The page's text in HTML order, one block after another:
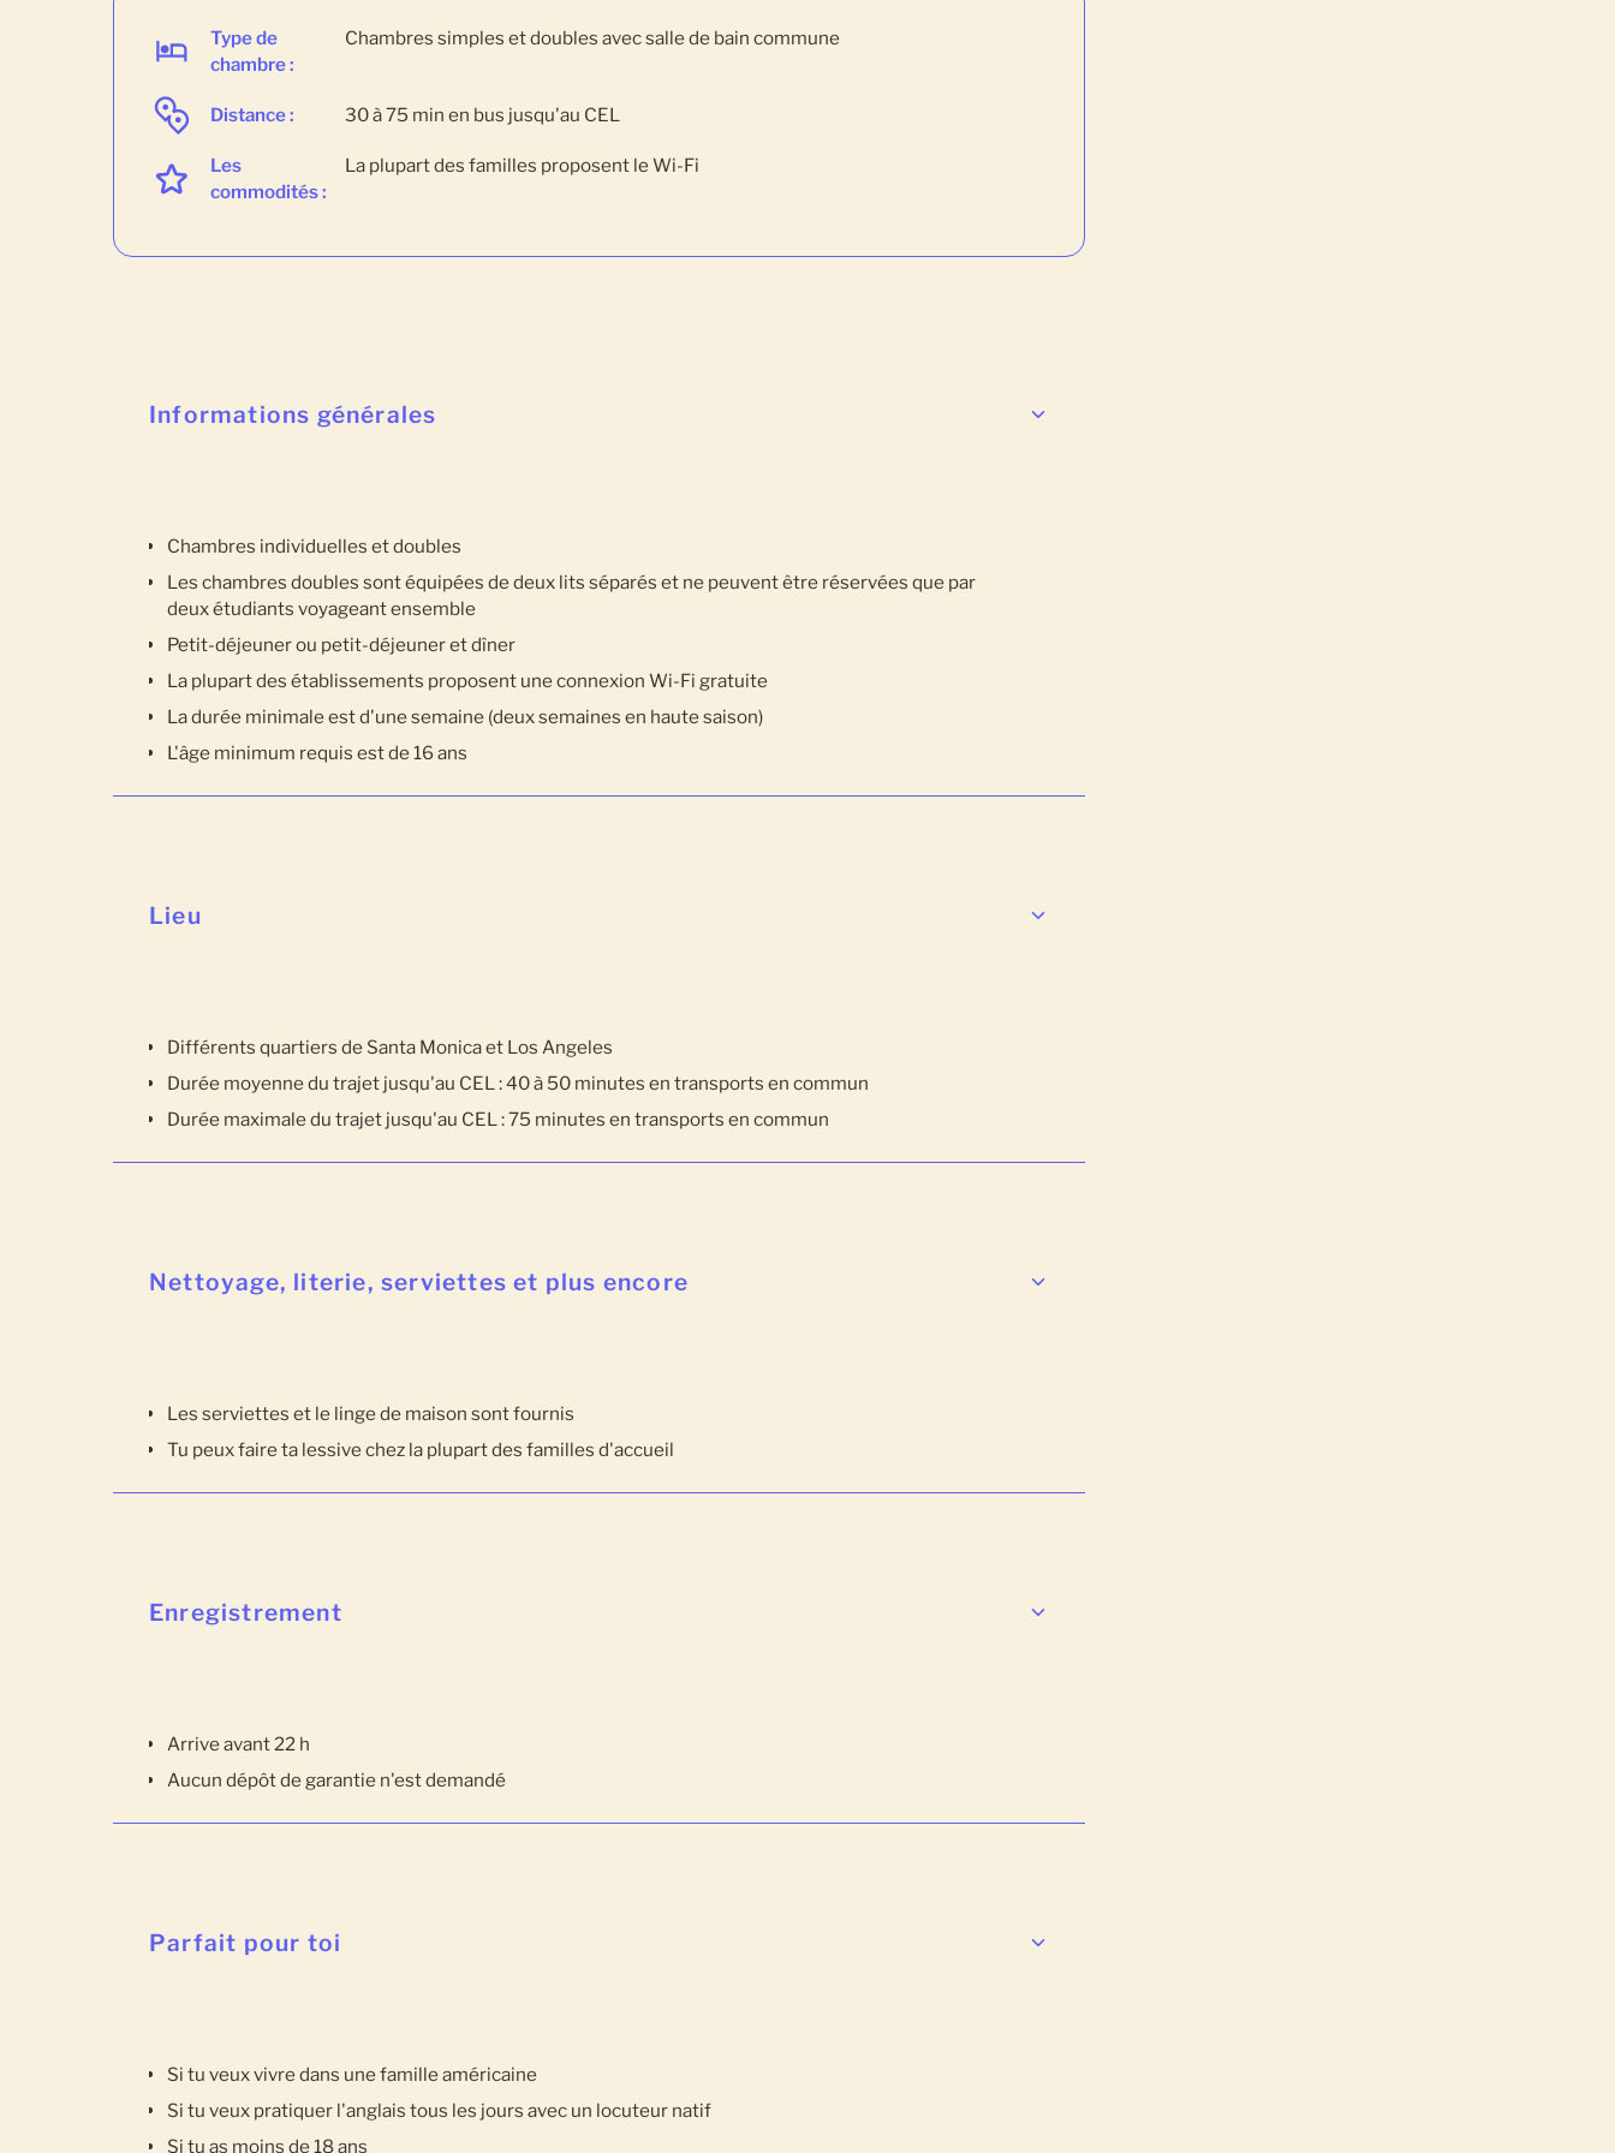
Type de
chambre :
Chambres simples et doubles avec salle de bain commune
Distance : 30 à 75 min en bus jusqu'au CEL
Les
commodités :
La plupart des familles proposent le Wi-Fi
Informations générales
Chambres individuelles et doubles
Les chambres doubles sont équipées de deux lits séparés et ne peuvent être réservées que par
deux étudiants voyageant ensemble
Petit-déjeuner ou petit-déjeuner et dîner
La plupart des établissements proposent une connexion Wi-Fi gratuite
La durée minimale est d'une semaine (deux semaines en haute saison)
L'âge minimum requis est de 16 ans
Lieu
Différents quartiers de Santa Monica et Los Angeles
Durée moyenne du trajet jusqu'au CEL : 40 à 50 minutes en transports en commun
Durée maximale du trajet jusqu'au CEL : 75 minutes en transports en commun
Nettoyage, literie, serviettes et plus encore
Les serviettes et le linge de maison sont fournis
Tu peux faire ta lessive chez la plupart des familles d'accueil
Enregistrement
Arrive avant 22 h
Aucun dépôt de garantie n'est demandé
Parfait pour toi
Si tu veux vivre dans une famille américaine
Si tu veux pratiquer l'anglais tous les jours avec un locuteur natif
Si tu as moins de 18 ans